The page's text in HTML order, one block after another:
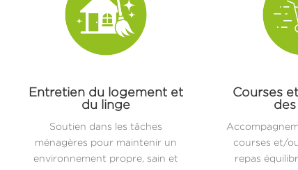
Entretien du logement et
du linge
Soutien dans les tâches
ménagères pour maintenir un
environnement propre, sain et
Courses
courses et/
repas